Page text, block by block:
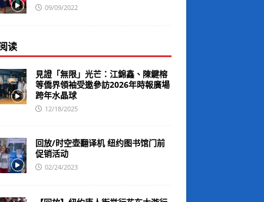
09/09/2022
读
見證「無限」光芒：江錦鑫、陳鍵榕
等僑界領袖受邀參訪2026年時報廣場
跨年水晶球
12/18/2025
回放/时空壶翻译机 纽约图书馆门前
促销活动
02/24/2023